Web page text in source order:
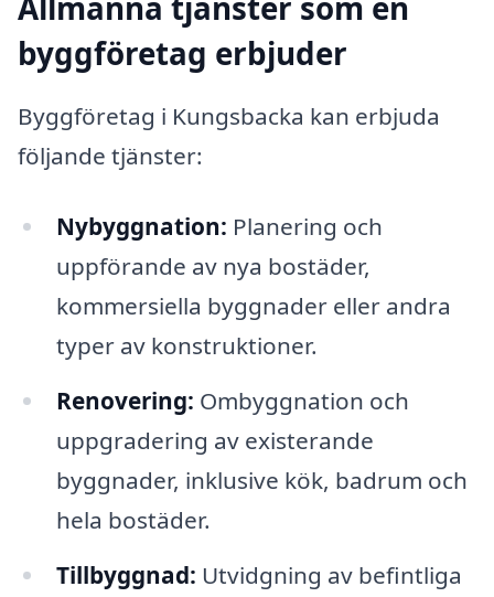
byggföretag erbjuder
Byggföretag i Kungsbacka kan erbjuda
följande tjänster:
Nybyggnation: Planering och
uppförande av nya bostäder,
kommersiella byggnader eller andra
typer av konstruktioner.
Renovering: Ombyggnation och
uppgradering av existerande
byggnader, inklusive kök, badrum och
hela bostäder.
Tillbyggnad: Utvidgning av befintliga